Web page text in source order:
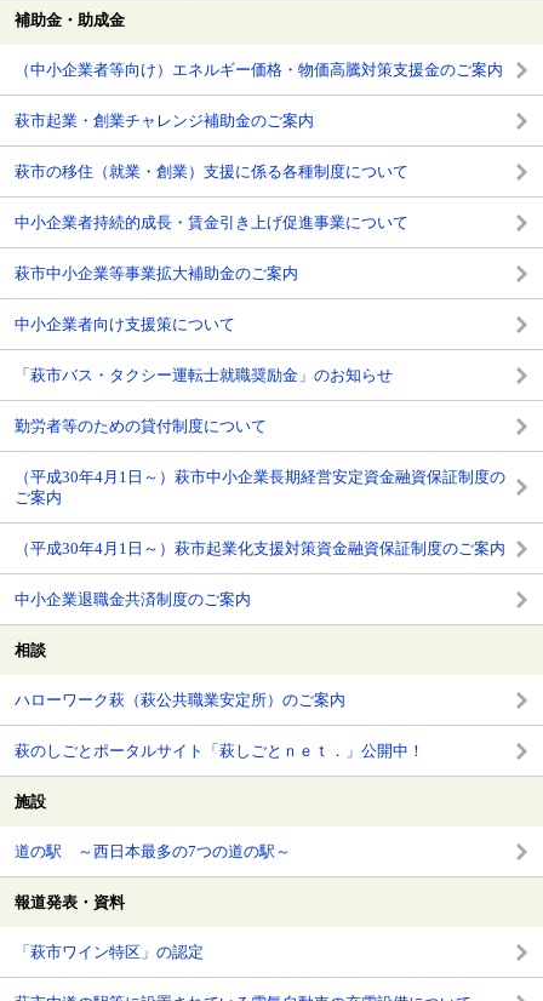
補助金・助成金
（中小企業者等向け）エネルギー価格・物価高騰対策支援金のご案内
萩市起業・創業チャレンジ補助金のご案内
萩市の移住（就業・創業）支援に係る各種制度について
中小企業者持続的成長・賃金引き上げ促進事業について
萩市中小企業等事業拡大補助金のご案内
中小企業者向け支援策について
「萩市バス・タクシー運転士就職奨励金」のお知らせ
勤労者等のための貸付制度について
（平成30年4月1日～）萩市中小企業長期経営安定資金融資保証制度の
ご案内
（平成30年4月1日～）萩市起業化支援対策資金融資保証制度のご案内
中小企業退職金共済制度のご案内
相談
ハローワーク萩（萩公共職業安定所）のご案内
萩のしごとポータルサイト「萩しごとｎｅｔ．」公開中！
施設
道の駅 ～西日本最多の7つの道の駅～
報道発表・資料
「萩市ワイン特区」の認定